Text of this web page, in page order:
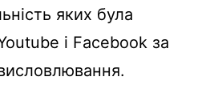
яких була
і Facebook за